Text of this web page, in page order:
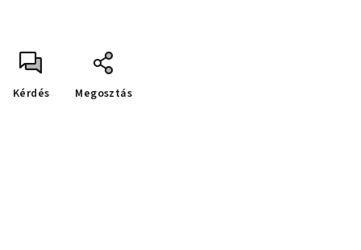
Kérdés Megosztás